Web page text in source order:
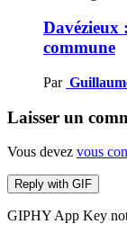
Davézieux
commune
Par
Laisser un
Vous devez vous
Reply with GIF
GIPHY App Key